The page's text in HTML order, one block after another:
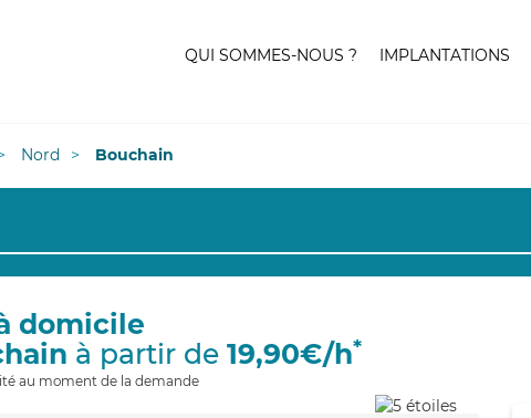
QUI SOMMES-NOUS ? IMPLANTATIONS
Nord Bouchain
domicile
à partir de 19,90€/h*
au moment de la demande